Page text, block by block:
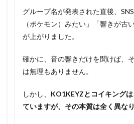
グループ名が発表された直後、
（ポケモン）みたい」「響きが古
が上がりました。
確かに、音の響きだけを聞けば、
は無理もありません。
しかし、 KO1KEYZとコイキング
ていますが、その本質は全く異なり